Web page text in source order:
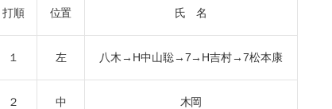
打順 位置 氏 名
１ 左 八木→H中山聡→7→H吉村→7松本康
２ 中 木岡